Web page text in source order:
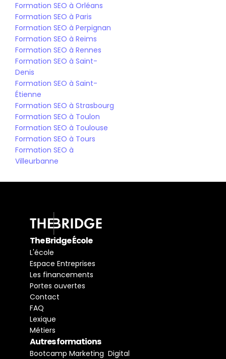
Formation SEO à Orléans
Formation SEO à Paris
Formation SEO à Perpignan
Formation SEO à Reims
Formation SEO à Rennes
Formation SEO à Saint-
Denis
Formation SEO à Saint-
Étienne
Formation SEO à Strasbourg
Formation SEO à Toulon
Formation SEO à Toulouse
Formation SEO à Tours
Formation SEO à
Villeurbanne
The Bridge École
L'école
Espace Entreprises
Les financements
Portes ouvertes
Contact
FAQ
Lexique
Métiers
Autres formations
Bootcamp Marketing  Digital